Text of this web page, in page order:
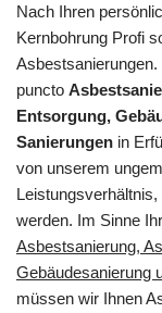
Nach Ihren
Kernbohrung Profi
puncto
Entsorgung,
Sanierungen in
von unserem
werden. Im Sinne
Asbestsanierung,
Gebäudesanierung
müssen wir Ihnen